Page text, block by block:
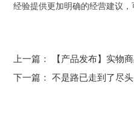
经验提供更加明确的经营建议，
上一篇：
【产品发布】实物
下一篇：不是路已走到了尽